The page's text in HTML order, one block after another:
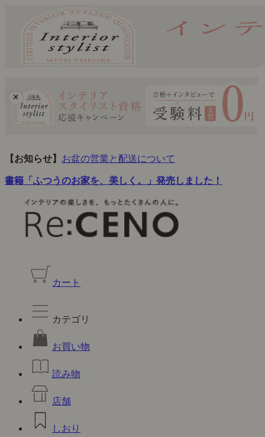
×
【お知らせ】 お盆の営業と配送について
書籍「ふつうのお家を、美しく。」発売しました！
カート
カテゴリ
お買い物
読み物
店舗
しおり